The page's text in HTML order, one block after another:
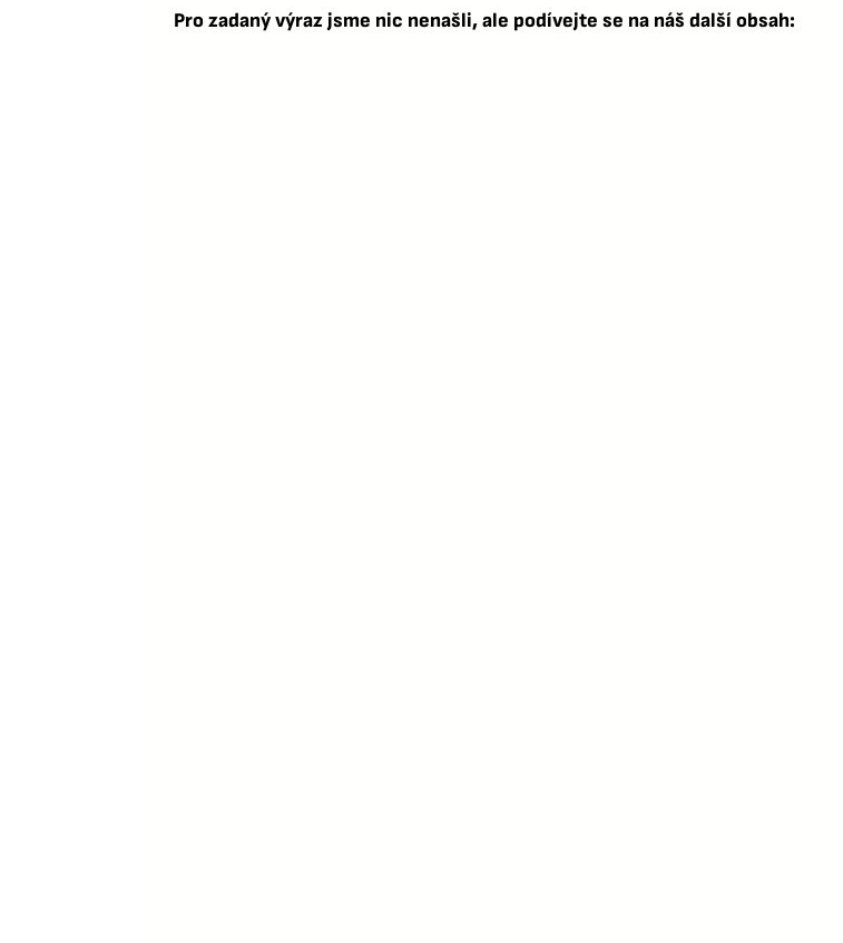
Pro zadaný výraz jsme nic nenašli, ale podívejte se na náš další obsah: